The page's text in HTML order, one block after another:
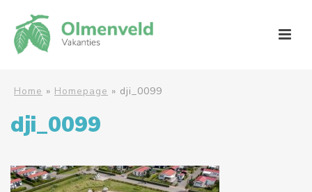
Home » Homepage » dji_0099
dji_0099